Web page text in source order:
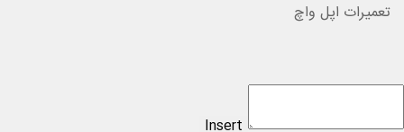
تعمیرات اپل واچ
Insert